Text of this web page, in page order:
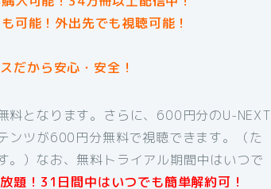
能！外出先でも視聴可能！
だから安心・安全！
料となります。さらに、600円分のU-NEXT
ンツが600円分無料で視聴できます。（た
。）なお、無料トライアル期間中はいつで
題！31日間中はいつでも簡単解約可！